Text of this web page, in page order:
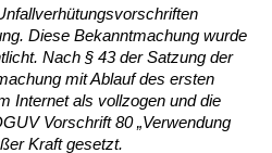
Diese Bekanntmachung wurde
Nach § 43 der Satzung der
mit Ablauf des ersten
Internet als vollzogen und die
Vorschrift 80 „Verwendung
Kraft gesetzt.